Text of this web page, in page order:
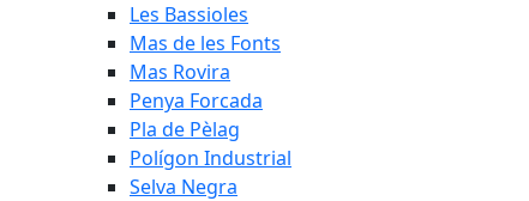
Les Bassioles
Mas de les Fonts
Mas Rovira
Penya Forcada
Pla de Pèlag
Polígon Industrial
Selva Negra